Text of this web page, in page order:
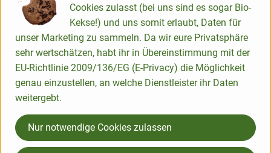
Ecke
Lernt unsere Regional-Held:innen kennen
Unsere Partner
Cookies zulasst (bei uns sind es sogar Bio-
Kekse!) und uns somit erlaubt, Daten für
unser Marketing zu sammeln. Da wir eure Privatsphäre
sehr wertschätzen, habt ihr in Übereinstimmung mit der
EU-Richtlinie 2009/136/EG (E-Privacy) die Möglichkeit
genau einzustellen, an welche Dienstleister ihr Daten
weitergebt.
Nur notwendige Cookies zulassen